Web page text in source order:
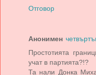
Отговор
Анонимен
Простотията
учат в партията?!?
Та нали Донка